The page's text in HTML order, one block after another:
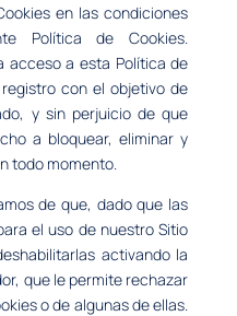
en las condiciones
Política de Cookies.
acceso a esta Política de
con el objetivo de
y sin perjuicio de que
a bloquear, eliminar y
todo momento.
de que, dado que las
el uso de nuestro Sitio
activando la
que le permite rechazar
o de algunas de ellas.